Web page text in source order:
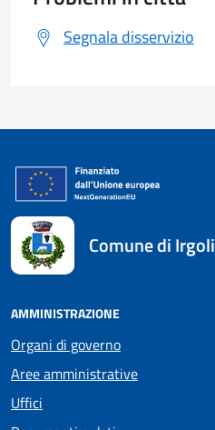
Segnala disservizio
Comune di Irgoli
AMMINISTRAZIONE
Organi di governo
Aree amministrative
Uffici